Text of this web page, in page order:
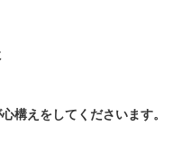
構えをしてくださいます。